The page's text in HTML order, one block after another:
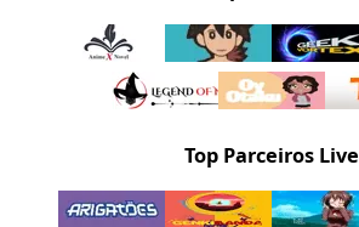
Top Parceiros Live